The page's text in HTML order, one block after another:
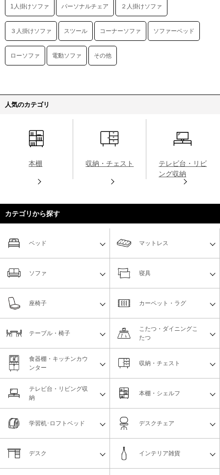
1人掛けソファ パーソナルチェア ２人掛けソファ
３人掛けソファ スツール コーナーソファ ソファーベッド
ローソファ 電動ソファ その他
人気のカテゴリ
本棚 収納・チェスト
テレビ台・リビ
ング収納
カテゴリから探す
ベッド マットレス
ソファ 寝具
座椅子 カーペット・ラグ
テーブル・椅子
こたつ・ダイニングこ
たつ
食器棚・キッチンカウ
ンター
収納・チェスト
テレビ台・リビング収
納
本棚・シェルフ
学習机･ロフトベッド デスクチェア
デスク インテリア雑貨